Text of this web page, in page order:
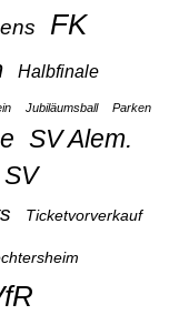
FK
Halbfinale
Jubiläumsball Parken
SV Alem.
SV
Ticketvorverkauf